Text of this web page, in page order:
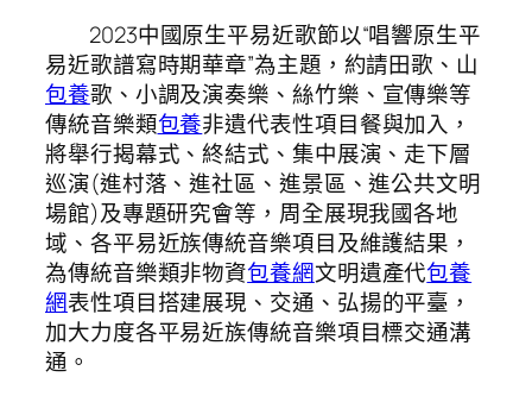
2023中國原生平易近歌節以“唱響原生平
易近歌譜寫時期華章”為主題，約請田歌、山
包養歌、小調及演奏樂、絲竹樂、宣傳樂等
傳統音樂類包養非遺代表性項目餐與加入，
將舉行揭幕式、終結式、集中展演、走下層
巡演(進村落、進社區、進景區、進公共文明
場館)及專題研究會等，周全展現我國各地
域、各平易近族傳統音樂項目及維護結果，
為傳統音樂類非物資包養網文明遺產代包養
網表性項目搭建展現、交通、弘揚的平臺，
加大力度各平易近族傳統音樂項目標交通溝
通。